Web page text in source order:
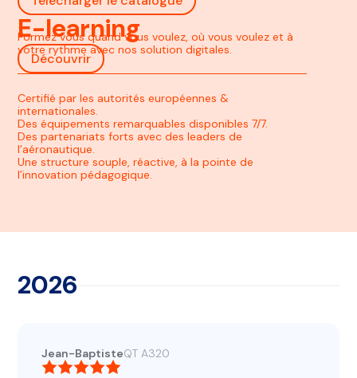
E-learning
Formez vous quand vous voulez, où vous voulez et à
votre rythme avec nos solution digitales.
Découvrir
Certifié par les autorités européennes &
internationales.
Des équipements remarquables disponibles 7/7.
Des partenariats forts avec des leaders de
l’aéronautique.
Une structure souple, réactive, à la pointe de
l’innovation pédagogique.
2026
Jean-BaptisteQT A320